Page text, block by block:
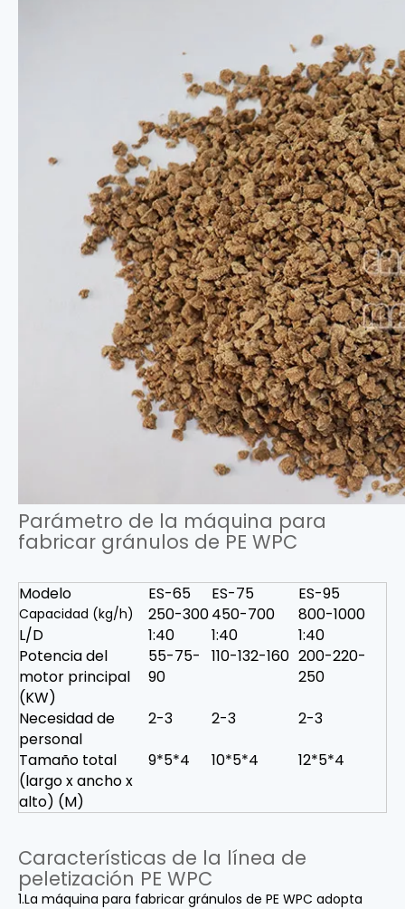
Parámetro de la máquina para
fabricar gránulos de PE WPC
Modelo ES-65 ES-75 ES-95
Capacidad (kg/h) 250-300450-700
800-1000
L/D
1:40 1:40
1:40
Potencia del
motor principal
(KW)
55-75-
90
110-132-160 200-220-
250
Necesidad de
personal
2-3 2-3
2-3
Tamaño total
(largo x ancho x
alto) (M)
9*5*4 10*5*4 12*5*4
Características de la línea de
peletización PE WPC
1.La máquina para fabricar gránulos de PE WPC adopta